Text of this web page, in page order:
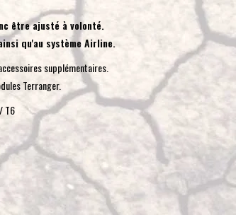
sélectionné.
Les
utilisateurs
d'appareils
tactiles
peuvent
de
gestes
tels
être ajusté à volonté.
qu'au système Airline.
supplémentaires.
Terranger.
T6